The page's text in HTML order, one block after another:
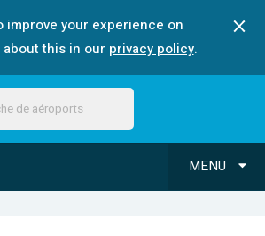
improve your experience on
this in our privacy policy.
MENU